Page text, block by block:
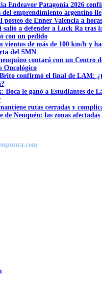
Endeavor Patagonia 2026
del emprendimiento argentino
posteo de Enner Valencia a
salió a defender a Luck Ra tras
con un pedido
vientos de más de 100 km/h y
del SMN
contará con un Centro
Oncológico
confirmó el final de LAM:
Boca le ganó a Estudiantes de
rutas cerradas y
de Neuquén: las zonas afectadas